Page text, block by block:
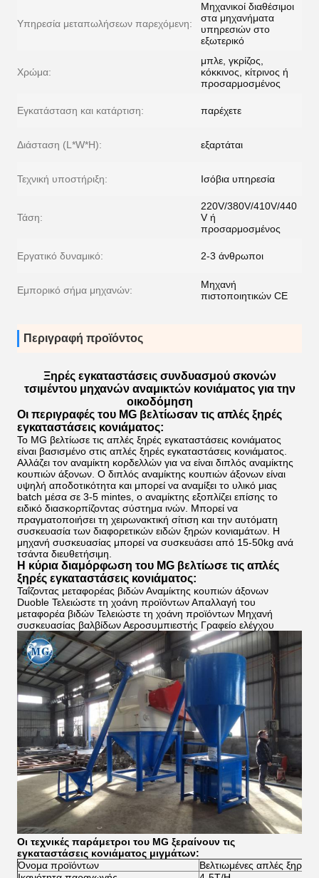
Υπηρεσία μεταπωλήσεων παρεχόμενη:
Μηχανικοί διαθέσιμοι
στα μηχανήματα
υπηρεσιών στο
εξωτερικό
Χρώμα:
μπλε, γκρίζος,
κόκκινος, κίτρινος ή
προσαρμοσμένος
Εγκατάσταση και κατάρτιση: παρέχετε
Διάσταση (L*W*H): εξαρτάται
Τεχνική υποστήριξη: Ισόβια υπηρεσία
Τάση:
220V/380V/410V/440
V ή
προσαρμοσμένος
Εργατικό δυναμικό: 2-3 άνθρωποι
Εμπορικό σήμα μηχανών:
Μηχανή
πιστοποιητικών CE
Περιγραφή προϊόντος
Ξηρές εγκαταστάσεις συνδυασμού σκονών
τσιμέντου μηχανών αναμικτών κονιάματος για την
οικοδόμηση
Οι περιγραφές του MG βελτίωσαν τις απλές ξηρές
εγκαταστάσεις κονιάματος:
Το MG βελτίωσε τις απλές ξηρές εγκαταστάσεις κονιάματος
είναι βασισμένο στις απλές ξηρές εγκαταστάσεις κονιάματος.
Αλλάζει τον αναμίκτη κορδελλών για να είναι διπλός αναμίκτης
κουπιών άξονων. Ο διπλός αναμίκτης κουπιών άξονων είναι
υψηλή αποδοτικότητα και μπορεί να αναμίξει το υλικό μιας
batch μέσα σε 3-5 mintes, ο αναμίκτης εξοπλίζει επίσης το
ειδικό διασκορπίζοντας σύστημα ινών. Μπορεί να
πραγματοποιήσει τη χειρωνακτική σίτιση και την αυτόματη
συσκευασία των διαφορετικών ειδών ξηρών κονιαμάτων. Η
μηχανή συσκευασίας μπορεί να συσκευάσει από 15-50kg ανά
τσάντα διευθετήσιμη.
Η κύρια διαμόρφωση του MG βελτίωσε τις απλές
ξηρές εγκαταστάσεις κονιάματος:
Ταΐζοντας μεταφορέας βιδών Αναμίκτης κουπιών άξονων
Duoble Τελειώστε τη χοάνη προϊόντων Απαλλαγή του
μεταφορέα βιδών Τελειώστε τη χοάνη προϊόντων Μηχανή
συσκευασίας βαλβίδων Αεροσυμπιεστής Γραφείο ελέγχου
Οι τεχνικές παράμετροι του MG ξεραίνουν τις
εγκαταστάσεις κονιάματος μιγμάτων:
Όνομα προϊόντων
Βελτιωμένες απλές ξηρές